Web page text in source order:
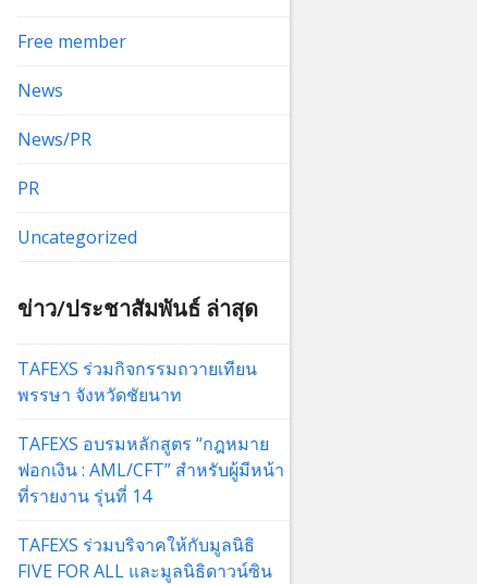
Free member
News
News/PR
PR
Uncategorized
ข่าว/ประชาสัมพันธ์ ล่าสุด
TAFEXS ร่วมกิจกรรมถวายเทียน
พรรษา จังหวัดชัยนาท
TAFEXS อบรมหลักสูตร “กฎหมาย
ฟอกเงิน : AML/CFT” สำหรับผู้มีหน้า
ที่รายงาน รุ่นที่ 14
TAFEXS ร่วมบริจาคให้กับมูลนิธิ
FIVE FOR ALL และมูลนิธิดาวน์ซิน